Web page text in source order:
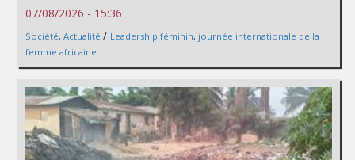
07/08/2026 - 15:36
Société, Actualité / Leadership féminin, journée internationale de la
femme africaine